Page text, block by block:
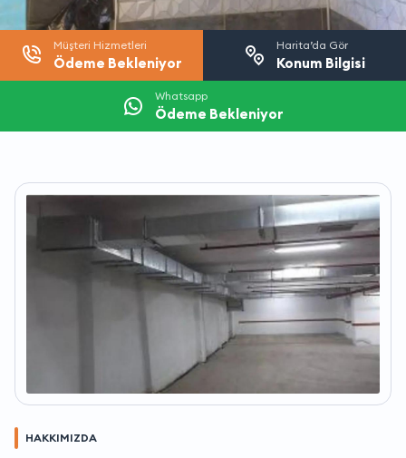
Müşteri Hizmetleri
Ödeme Bekleniyor
Harita’da Gör
Konum Bilgisi
Whatsapp
Ödeme Bekleniyor
HAKKIMIZDA